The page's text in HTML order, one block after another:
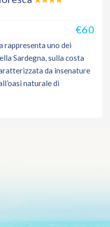
€60
rappresenta uno dei
Sardegna, sulla costa
da insenature
naturale di